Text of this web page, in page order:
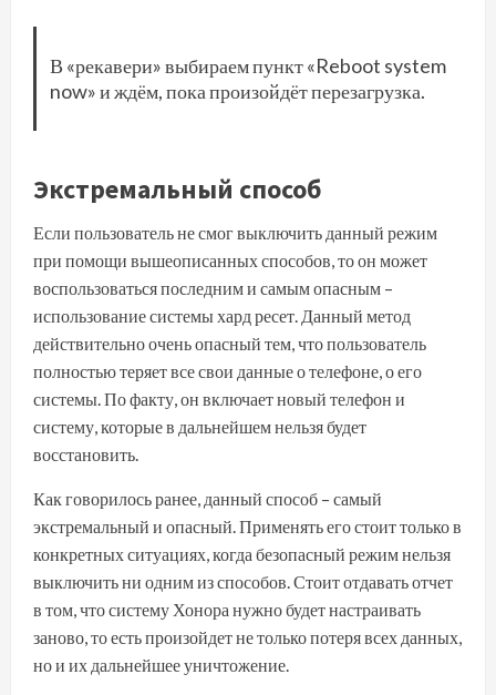
В «рекавери» выбираем пункт «Reboot system
now» и ждём, пока произойдёт перезагрузка.
Экстремальный способ
Если пользователь не смог выключить данный режим
при помощи вышеописанных способов, то он может
воспользоваться последним и самым опасным –
использование системы хард ресет. Данный метод
действительно очень опасный тем, что пользователь
полностью теряет все свои данные о телефоне, о его
системы. По факту, он включает новый телефон и
систему, которые в дальнейшем нельзя будет
восстановить.
Как говорилось ранее, данный способ – самый
экстремальный и опасный. Применять его стоит только в
конкретных ситуациях, когда безопасный режим нельзя
выключить ни одним из способов. Стоит отдавать отчет
в том, что систему Хонора нужно будет настраивать
заново, то есть произойдет не только потеря всех данных,
но и их дальнейшее уничтожение.